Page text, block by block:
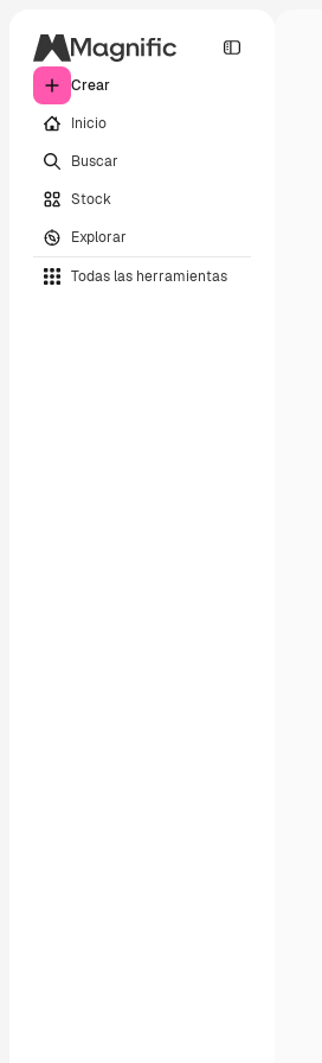
Crear
Inicio
Buscar
Stock
Explorar
Todas las herramientas